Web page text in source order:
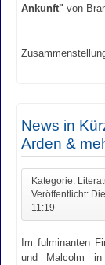
Ankunft" von
News in
Arden &
Kategorie:
Veröffentlicht:
11:19
Im fulminanten
und Malcolm